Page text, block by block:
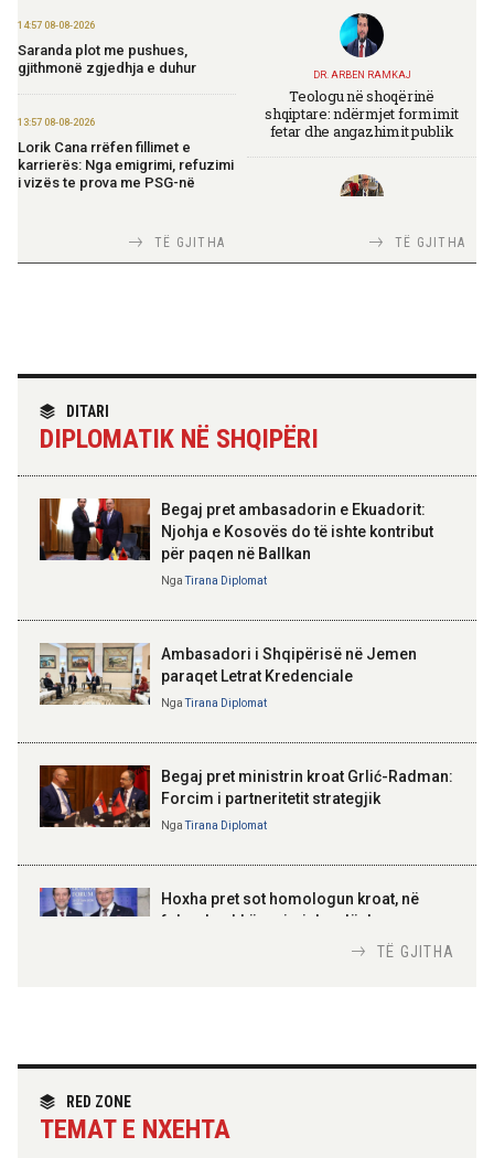
14:57 08-08-2026
Saranda plot me pushues,
gjithmonë zgjedhja e duhur
13:57 08-08-2026
Lorik Cana rrëfen fillimet e
karrierës: Nga emigrimi, refuzimi
i vizës te prova me PSG-në
Vijojnë punimet për Muzeun
lartë për zjarre në tetë qarqe
seminari i leximit mbi librin e Xi
Jinpingut për qeverisjen e Kinës
Armatosura me mjete taktike
“Made in Albania”
TË GJITHA
DR. ARBEN RAMKAJ
Teologu në shoqërinë
shqiptare: ndërmjet formimit
fetar dhe angazhimit publik
TIRANA DIPLOMAT
TIRANA DIPLOMAT
Skënderbeut dhe Ismail
Kosovë!
100-vjetori i themelimit të
Urdhrit të Skënderbeut
TË GJITHA
DITARI
DIPLOMATIK NË SHQIPËRI
Begaj pret ambasadorin e Ekuadorit:
Njohja e Kosovës do të ishte kontribut
për paqen në Ballkan
Nga Tirana Diplomat
Ambasadori i Shqipërisë në Jemen
paraqet Letrat Kredenciale
Nga Tirana Diplomat
Begaj pret ministrin kroat Grlić-Radman:
Forcim i partneritetit strategjik
Nga Tirana Diplomat
Hoxha pret sot homologun kroat, në
fokus bashkëpunimi dypalësh
partneritetit strategjik
TË GJITHA
RED ZONE
TEMAT E NXEHTA